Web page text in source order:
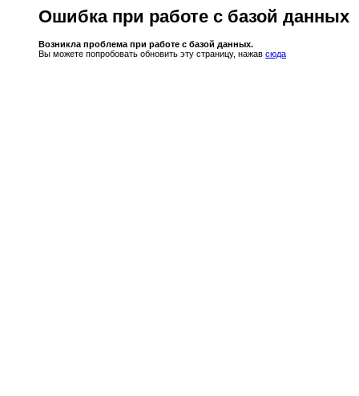
Ошибка при работе с базой данных
Возникла проблема при работе с базой данных.
Вы можете попробовать обновить эту страницу, нажав сюда